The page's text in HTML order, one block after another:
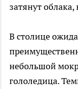
затянут
В столице
небольшой
гололедица.